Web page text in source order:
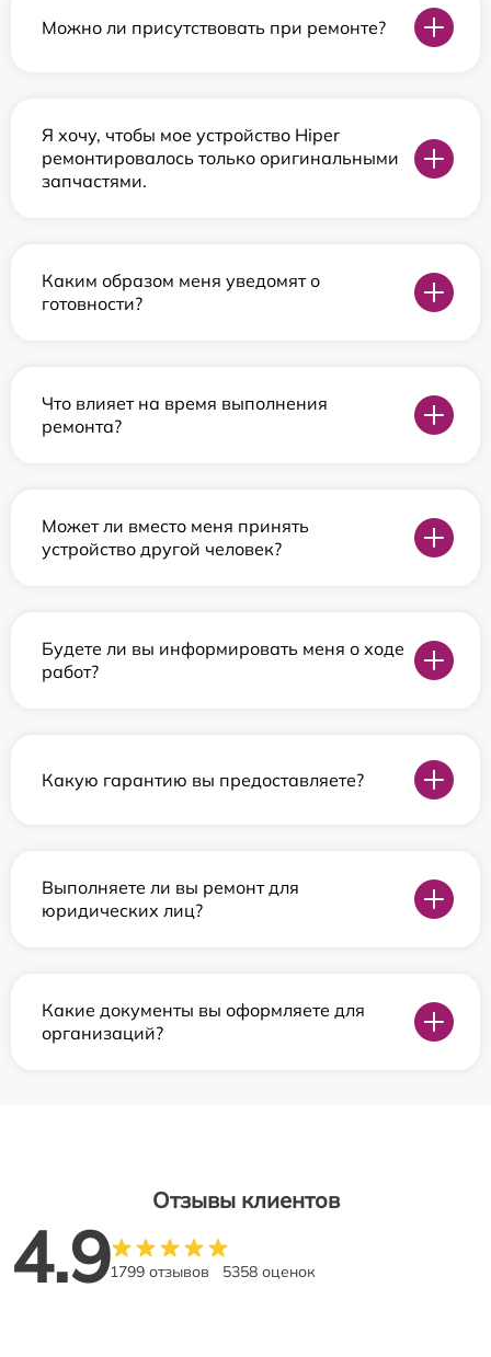
Можно ли присутствовать при ремонте?
Я хочу, чтобы мое устройство Hiper
ремонтировалось только оригинальными
запчастями.
Каким образом меня уведомят о
готовности?
Что влияет на время выполнения
ремонта?
Может ли вместо меня принять
устройство другой человек?
Будете ли вы информировать меня о ходе
работ?
Какую гарантию вы предоставляете?
Выполняете ли вы ремонт для
юридических лиц?
Какие документы вы оформляете для
организаций?
Отзывы клиентов
4.91799 отзывов 5358 оценок